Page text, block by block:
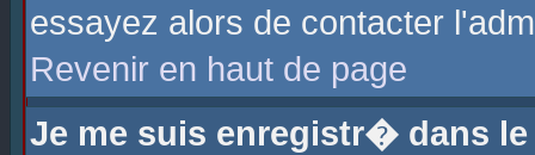
essayez alors de contacter
Revenir en haut de page
Je me suis enregistr� dans